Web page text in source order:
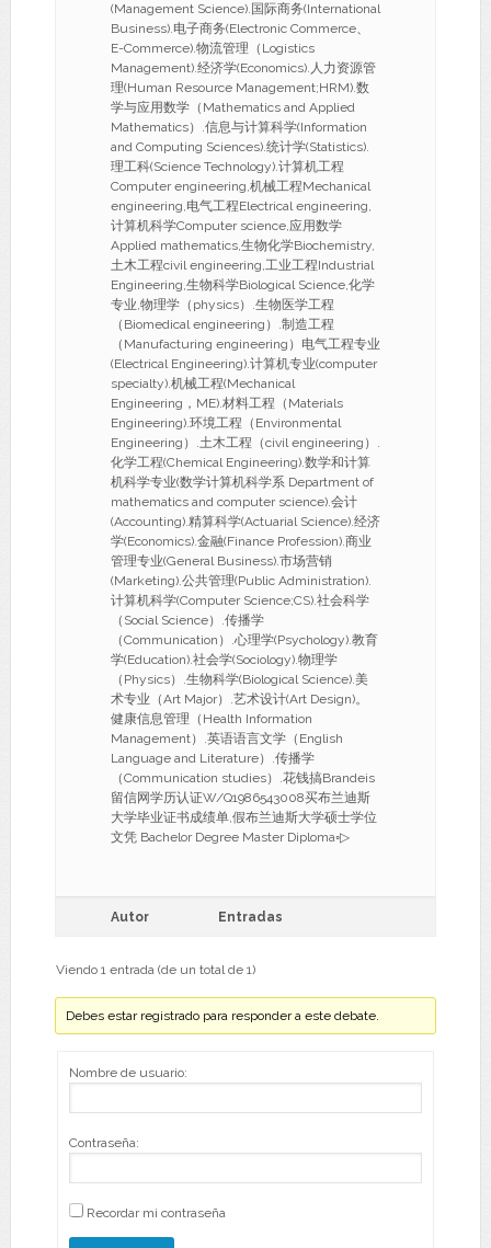
(Management Science).国际商务(International
Business).电子商务(Electronic Commerce、
E-Commerce).物流管理（Logistics
Management).经济学(Economics).人力资源管
理(Human Resource Management;HRM).数
学与应用数学（Mathematics and Applied
Mathematics）.信息与计算科学(Information
and Computing Sciences).统计学(Statistics).
理工科(Science Technology).计算机工程
Computer engineering,机械工程Mechanical
engineering,电气工程Electrical engineering,
计算机科学Computer science,应用数学
Applied mathematics,生物化学Biochemistry,
土木工程civil engineering,工业工程Industrial
Engineering,生物科学Biological Science,化学
专业,物理学（physics）.生物医学工程
（Biomedical engineering）.制造工程
（Manufacturing engineering）电气工程专业
(Electrical Engineering).计算机专业(computer
specialty).机械工程(Mechanical
Engineering，ME).材料工程（Materials
Engineering).环境工程（Environmental
Engineering）.土木工程（civil engineering）.
化学工程(Chemical Engineering).数学和计算
机科学专业(数学计算机科学系 Department of
mathematics and computer science).会计
(Accounting).精算科学(Actuarial Science).经济
学(Economics).金融(Finance Profession).商业
管理专业(General Business).市场营销
(Marketing).公共管理(Public Administration).
计算机科学(Computer Science;CS).社会科学
（Social Science）.传播学
（Communication）.心理学(Psychology).教育
学(Education).社会学(Sociology).物理学
（Physics）.生物科学(Biological Science).美
术专业（Art Major）.艺术设计(Art Design)。
健康信息管理（Health Information
Management）.英语语言文学（English
Language and Literature）.传播学
（Communication studies）.花钱搞Brandeis
留信网学历认证W/Q1986543008买布兰迪斯
大学毕业证书成绩单,假布兰迪斯大学硕士学位
文凭 Bachelor Degree Master Diploma◦▷
Autor Entradas
Viendo 1 entrada (de un total de 1)
Debes estar registrado para responder a este debate.
Nombre de usuario:
Contraseña:
Recordar mi contraseña